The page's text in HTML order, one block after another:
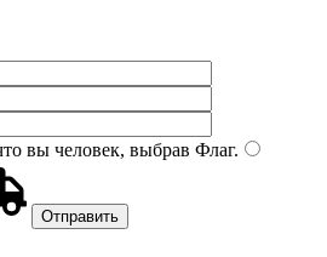
вы человек, выбрав Флаг.